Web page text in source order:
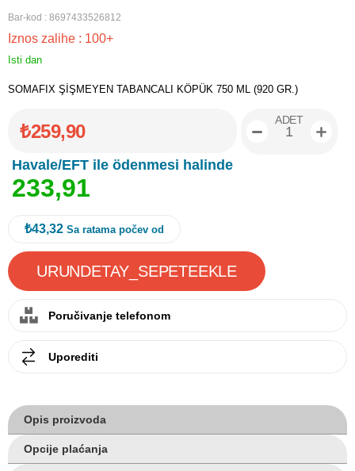
Bar-kod : 8697433526812
Iznos zalihe : 100+
Isti dan
SOMAFIX ŞİŞMEYEN TABANCALI KÖPÜK 750 ML (920 GR.)
₺259,90
Havale/EFT ile ödenmesi halinde
233,91
ADET
₺43,32 Sa ratama počev od
Poručivanje telefonom
Uporediti
Opis proizvoda
Opcije plaćanja